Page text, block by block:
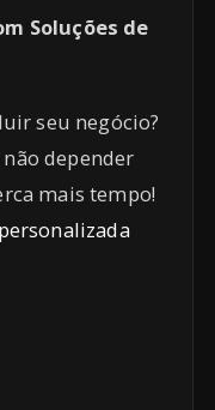
Soluções de
seu negócio?
depender
mais tempo!